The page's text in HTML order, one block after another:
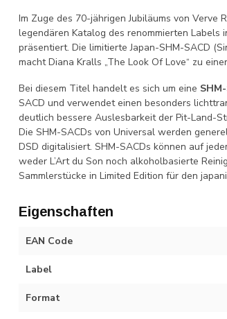
Im Zuge des 70-jährigen Jubiläums von Verve
legendären Katalog des renommierten
präsentiert. Die limitierte Japan-SHM-SACD
macht Diana Kralls „The Look Of Love“ zu
Bei diesem Titel handelt es sich um eine
SACD und verwendet einen besonders
deutlich bessere Auslesbarkeit der Pit-Land-
Die SHM-SACDs von Universal werden
DSD digitalisiert. SHM-SACDs können auf
weder L’Art du Son noch alkoholbasierte
Sammlerstücke in Limited Edition für den
Eigenschaften
EAN Code
Label
Format